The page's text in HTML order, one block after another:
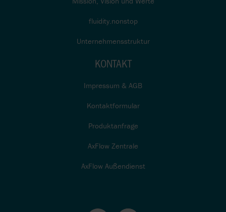
fluidity.nonstop
Unternehmensstruktur
KONTAKT
Impressum & AGB
Kontaktformular
Produktanfrage
AxFlow Zentrale
AxFlow Außendienst